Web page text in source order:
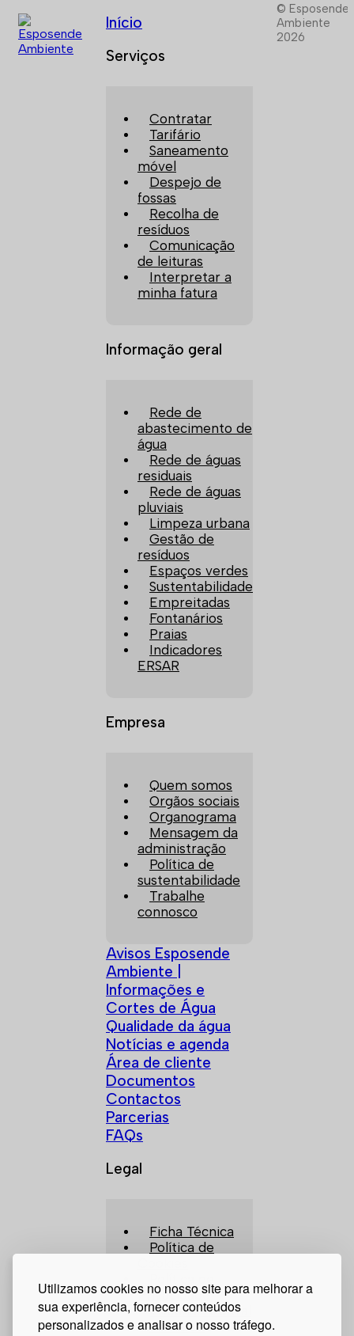
Utilizamos cookies no nosso site para melhorar a
sua experiência, fornecer conteúdos
personalizados e analisar o nosso tráfego.
Início
Serviços
Contratar
Tarifário
Saneamento
móvel
Despejo de
fossas
Recolha de
resíduos
Comunicação
de leituras
Interpretar a
minha fatura
Informação geral
Rede de
abastecimento de
água
Rede de águas
residuais
Rede de águas
pluviais
Limpeza urbana
Gestão de
resíduos
Espaços verdes
Sustentabilidade
Empreitadas
Fontanários
Praias
Indicadores
ERSAR
Empresa
Quem somos
Orgãos sociais
Organograma
Mensagem da
administração
Política de
sustentabilidade
Trabalhe
connosco
Avisos Esposende
Ambiente |
Informações e
Cortes de Água
Qualidade da água
Notícias e agenda
Área de cliente
Documentos
Contactos
Parcerias
FAQs
Legal
Ficha Técnica
Política de
Privacidade
Tribunal Arbitral
Canal de
© Esposende
Ambiente
2026